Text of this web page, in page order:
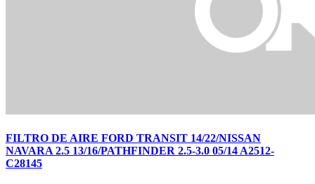
FILTRO DE AIRE FORD TRANSIT 14/22/NISSAN
NAVARA 2.5 13/16/PATHFINDER 2.5-3.0 05/14 A2512-
C28145